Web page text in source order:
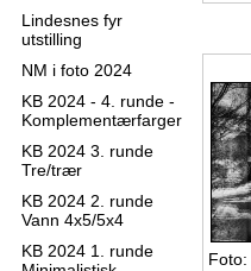
Lindesnes fyr
utstilling
NM i foto 2024
KB 2024 - 4. runde -
Komplementærfarger
KB 2024 3. runde
Tre/trær
KB 2024 2. runde
Vann 4x5/5x4
KB 2024 1. runde
Foto: